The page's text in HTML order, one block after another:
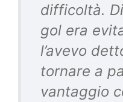
difficoltà.
gol era
l’avevo
tornare a
vantaggio